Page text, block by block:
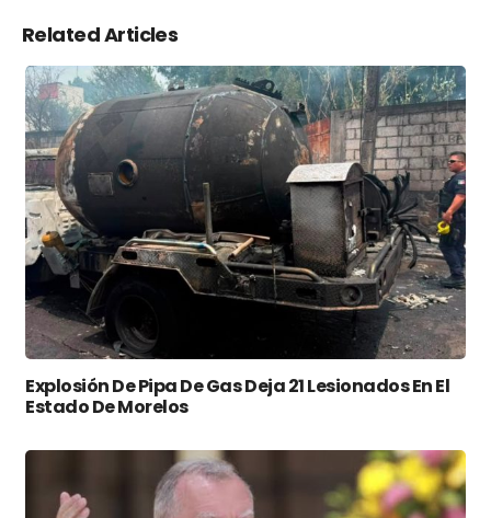
Related Articles
Explosión De Pipa De Gas Deja 21 Lesionados En El
Estado De Morelos